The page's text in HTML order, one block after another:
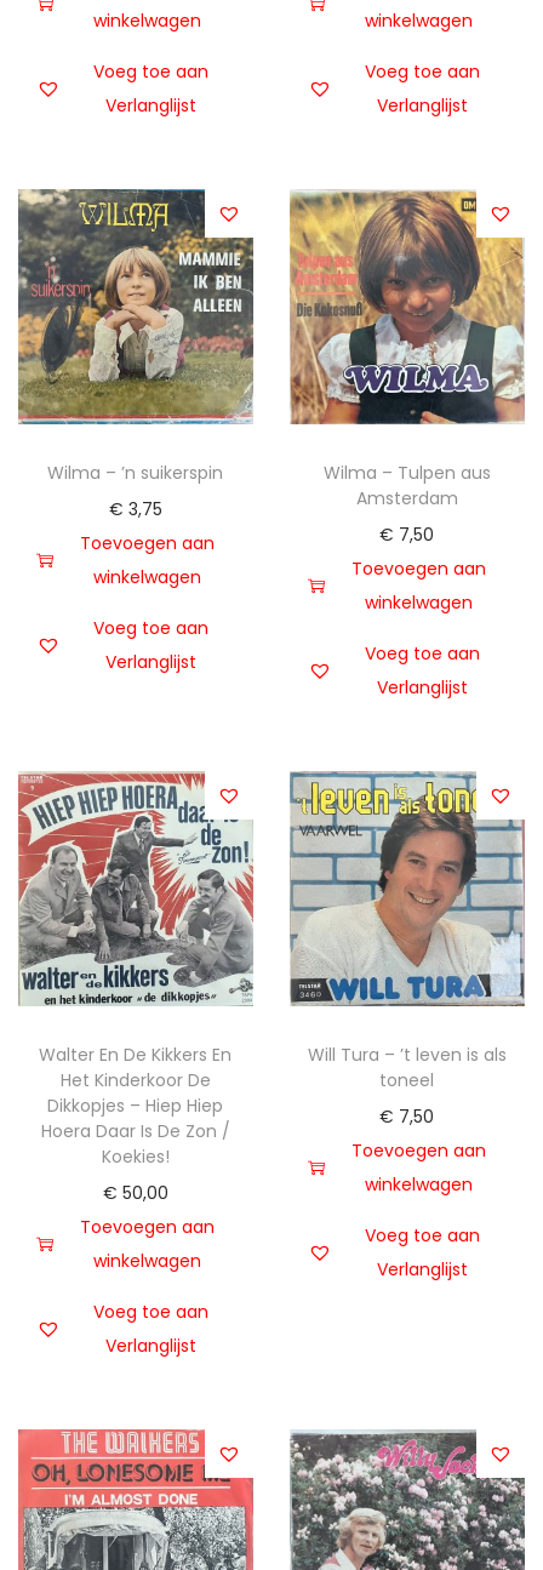
winkelwagen
Voeg toe aan
Verlanglijst
winkelwagen
Voeg toe aan
Verlanglijst
Wilma – ’n suikerspin
€ 3,75
Toevoegen aan
winkelwagen
Voeg toe aan
Verlanglijst
Wilma – Tulpen aus
Amsterdam
€ 7,50
Toevoegen aan
winkelwagen
Voeg toe aan
Verlanglijst
Walter En De Kikkers En
Het Kinderkoor De
Dikkopjes – Hiep Hiep
Hoera Daar Is De Zon /
Koekies!
€ 50,00
Toevoegen aan
winkelwagen
Voeg toe aan
Verlanglijst
Will Tura – ’t leven is als
toneel
€ 7,50
Toevoegen aan
winkelwagen
Voeg toe aan
Verlanglijst